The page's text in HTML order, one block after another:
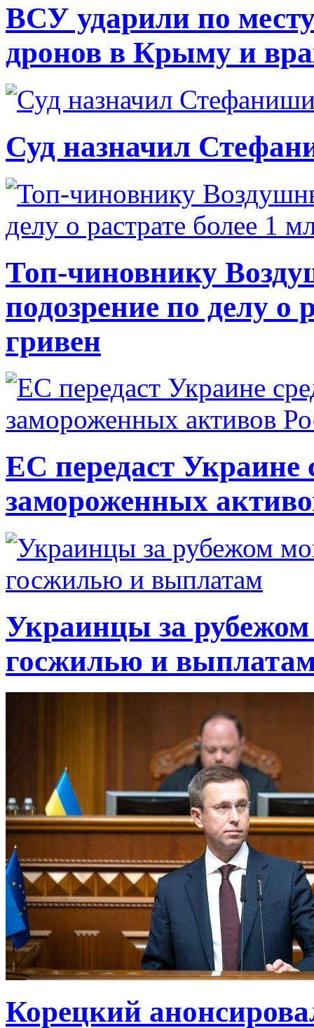
ВСУ ударили по
дронов в Крыму и
Суд назначил
Топ-чиновнику
подозрение по делу о
гривен
ЕС передаст Украине
замороженных
Украинцы за рубежом
госжилью и
Корецкий